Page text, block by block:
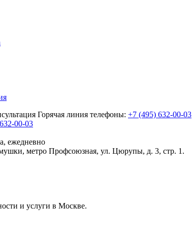
Горячая линия телефоны: +7 (495) 632-00-03
00-03
ежедневно
метро Профсоюзная, ул. Цюрупы, д. 3, стр. 1.
и услуги в Москве.